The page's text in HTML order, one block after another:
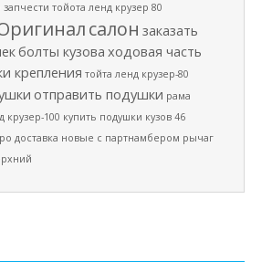
тойота ленд крузер 80
салон заказать
болты кузова ходовая часть
крепления тойта ленд крузер-80
отправить подушки рама
крузер-100 купить подушки кузов 46
доставка новые с партнамбером рычаг